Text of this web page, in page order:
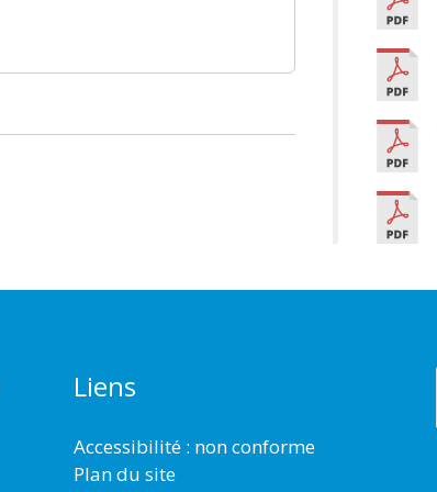
Liens
Accessibilité : non conforme
Plan du site